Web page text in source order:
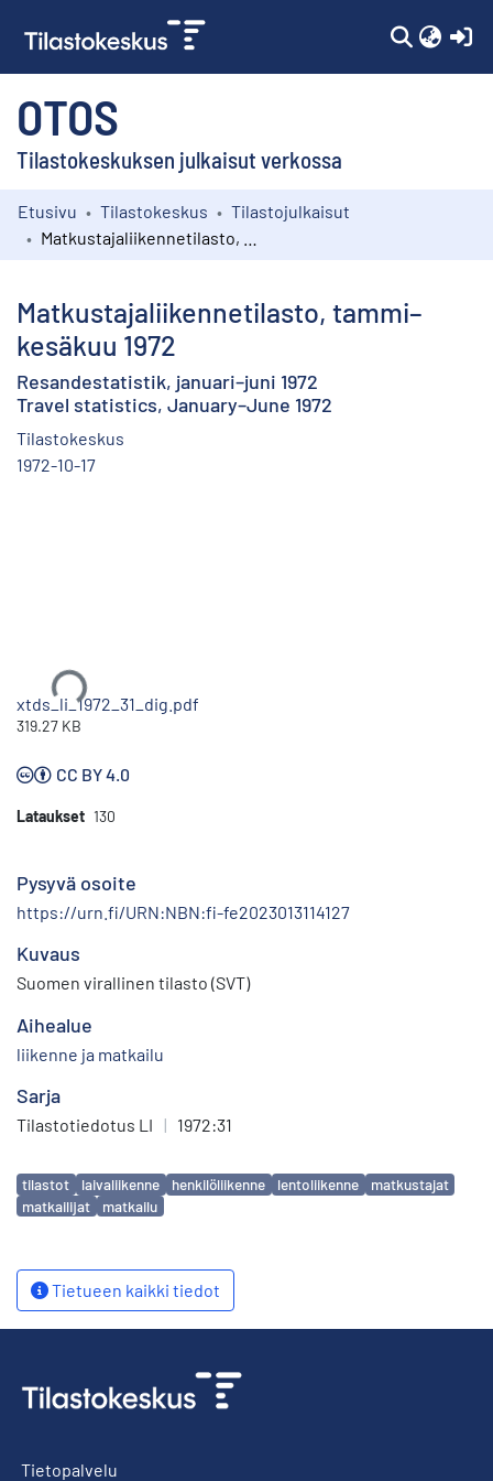
OTOS
Tilastokeskuksen julkaisut verkossa
Kokoelmat
Etusivu Tilastokeskus
Tilastojulkaisut
Matkustajaliikennetilasto, tammi–
kesäkuu 1972
Resandestatistik, januari–juni 1972
Travel statistics, January–June 1972
Tilastokeskus
1972-10-17
Ladataan...
xtds_li_1972_31_dig.pdf
319.27 KB
CC BY 4.0
Lataukset 130
Pysyvä osoite
https://urn.fi/URN:NBN:fi-fe2023013114127
Kuvaus
Suomen virallinen tilasto (SVT)
Aihealue
liikenne ja matkailu
Sarja
Tilastotiedotus LI | 1972:31
Avainsanat
tilastot laivaliikenne henkilöliikenne lentoliikenne
matkustajat
matkailijat
matkailu
Tietueen kaikki tiedot
Tietopalvelu